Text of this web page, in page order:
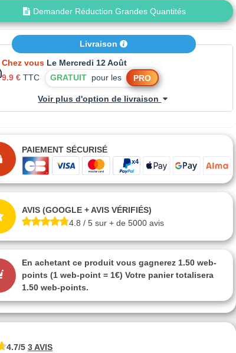
Demander Réduction Grandes Quantités
Livraison
Chez vous Le Mercredi 12 Août
9.9 € TTC GRATUITpour les PRO
Voir plus d'option de livraison
PAIEMENT SÉCURISÉ
AVIS (GOOGLE + AVIS VÉRIFIÉS)
4.8 / 5 sur + de 5000 avis
En achetant ce produit vous gagnerez 1.50 web-
points (1 web-point = 1€) Votre panier totalisera
1.50 web-points.
4.7/5 3 AVIS